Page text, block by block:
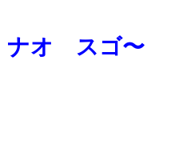
ナオ スゴ〜